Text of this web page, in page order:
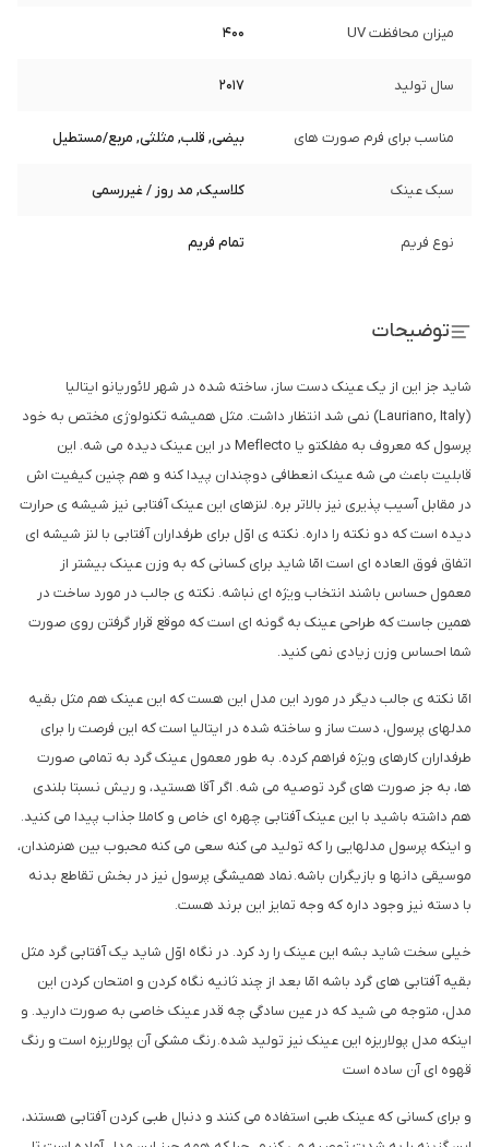
میزان محافظت UV 400
سال تولید 2017
مناسب برای فرم صورت های بیضی, قلب, مثلثی, مربع/مستطیل
سبک عینک کلاسیک, مد روز / غیررسمی
نوع فریم تمام فریم
توضیحات
شاید جز این از یک عینک دست ساز، ساخته شده در شهر لائوریانو ایتالیا
(Lauriano, Italy) نمی شد انتظار داشت. مثل همیشه تکنولوژی مختص به خود
پرسول که معروف به مفلکتو یا Meflecto در این عینک دیده می شه. این
قابلیت باعث می شه عینک انعطافی دوچندان پیدا کنه و هم چنین کیفیت اش
در مقابل آسیب پذیری نیز بالاتر بره. لنزهای این عینک آفتابی نیز شیشه ی حرارت
دیده است که دو نکته را داره. نکته ی اوّل برای طرفداران آفتابی با لنز شیشه ای
اتفاق فوق العاده ای است امّا شاید برای کسانی که به وزن عینک بیشتر از
معمول حساس باشند انتخاب ویژه ای نباشه. نکته ی جالب در مورد ساخت در
همین جاست که طراحی عینک به گونه ای است که موقع قرار گرفتن روی صورت
شما احساس وزن زیادی نمی کنید.
امّا نکته ی جالب دیگر در مورد این مدل این هست که این عینک هم مثل بقیه
مدلهای پرسول، دست ساز و ساخته شده در ایتالیا است که این فرصت را برای
طرفداران کارهای ویژه فراهم کرده. به طور معمول عینک گرد به تمامی صورت
ها، به جز صورت های گرد توصیه می شه. اگر آقا هستید، و ریش نسبتا بلندی
هم داشته باشید با این عینک آفتابی چهره ای خاص و کاملا جذاب پیدا می کنید.
و اینکه پرسول مدلهایی را که تولید می کنه سعی می کنه محبوب بین هنرمندان،
موسیقی دانها و بازیگران باشه. نماد همیشگی پرسول نیز در بخش تقاطع بدنه
با دسته نیز وجود داره که وجه تمایز این برند هست.
خیلی سخت شاید بشه این عینک را رد کرد. در نگاه اوّل شاید یک آفتابی گرد مثل
بقیه آفتابی های گرد باشه امّا بعد از چند ثانیه نگاه کردن و امتحان کردن این
مدل، متوجه می شید که در عین سادگی چه قدر عینک خاصی به صورت دارید. و
اینکه مدل پولاریزه این عینک نیز تولید شده. رنگ مشکی آن پولاریزه است و رنگ
قهوه ای آن ساده است
و برای کسانی که عینک طبی استفاده می کنند و دنبال طبی کردن آفتابی هستند،